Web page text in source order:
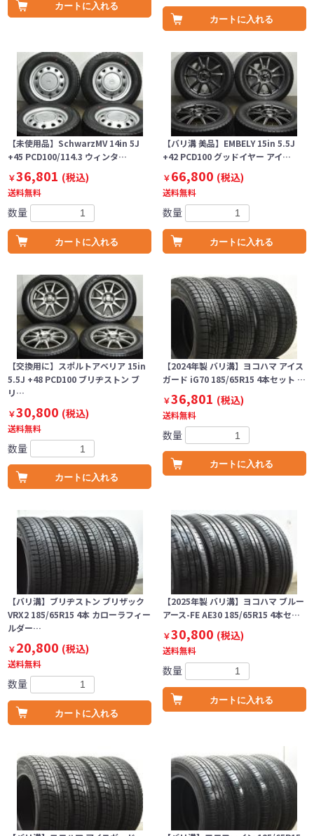
カートに入れる
カートに入れる
【未使用品】SchwarzMV 14in 5J
+45 PCD100/114.3 ウィンタ…
￥36,801 (税込)
送料無料
数量
カートに入れる
【バリ溝 美品】EMBELY 15in 5.5J
+42 PCD100 グッドイヤー アイ…
￥66,800 (税込)
送料無料
数量
カートに入れる
【交換用に】スポルトアベリア 15in
5.5J +48 PCD100 ブリヂストン ブ
リ…
￥30,800 (税込)
送料無料
数量
カートに入れる
【2024年製 バリ溝】ヨコハマ アイス
ガード iG70 185/65R15 4本セット …
￥36,801 (税込)
送料無料
数量
カートに入れる
【バリ溝】ブリヂストン ブリザック
VRX2 185/65R15 4本 カローラフィー
ルダー…
￥20,800 (税込)
送料無料
数量
カートに入れる
【2025年製 バリ溝】ヨコハマ ブルー
アース-FE AE30 185/65R15 4本セ…
￥30,800 (税込)
送料無料
数量
カートに入れる